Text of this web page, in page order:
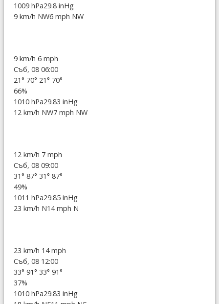
1009 hPa29.8 inHg
9 km/h NW6 mph NW
9 km/h 6 mph
Съб, 08 06:00
21° 70° 21° 70°
66%
1010 hPa29.83 inHg
12 km/h NW7 mph NW
12 km/h 7 mph
Съб, 08 09:00
31° 87° 31° 87°
49%
1011 hPa29.85 inHg
23 km/h N14 mph N
23 km/h 14 mph
Съб, 08 12:00
33° 91° 33° 91°
37%
1010 hPa29.83 inHg